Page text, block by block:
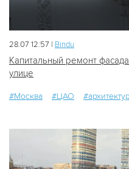
28.07 12:57 | Bindu
Капитальный ремонт
улице
#Москва #ЦАО